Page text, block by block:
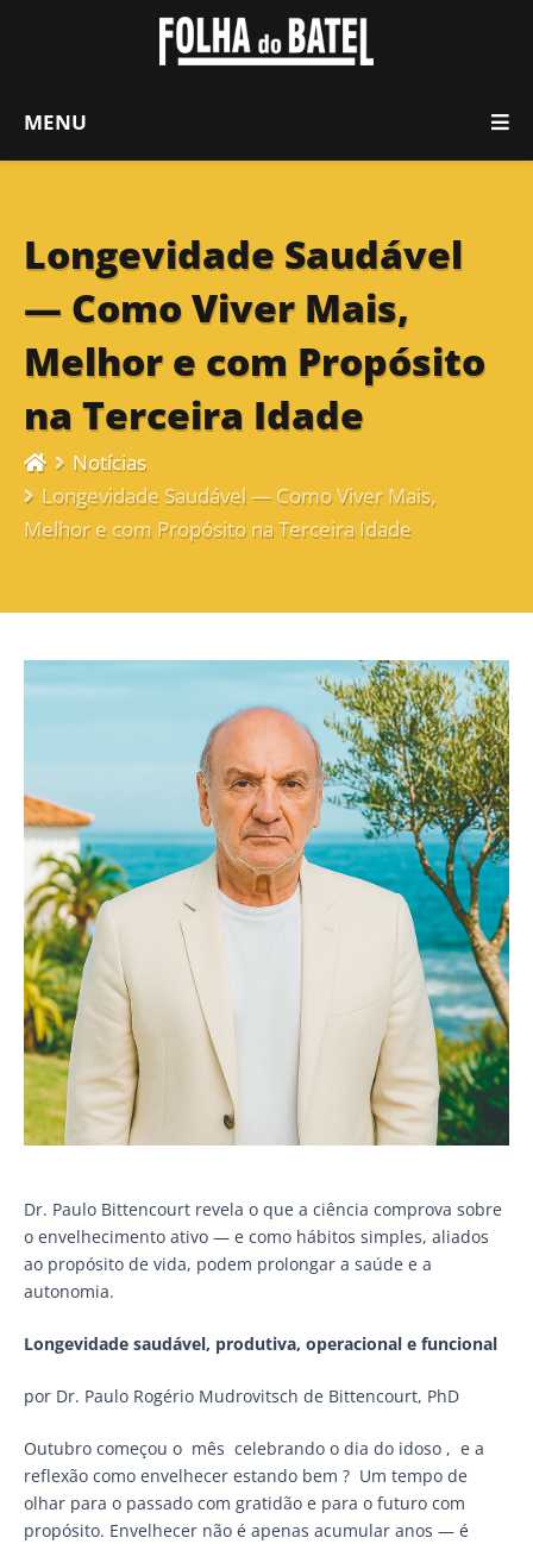
MENU
Longevidade Saudável
— Como Viver Mais,
Melhor e com Propósito
na Terceira Idade
Notícias
Longevidade Saudável — Como Viver Mais,
Melhor e com Propósito na Terceira Idade
Dr. Paulo Bittencourt revela o que a ciência comprova sobre
o envelhecimento ativo — e como hábitos simples, aliados
ao propósito de vida, podem prolongar a saúde e a
autonomia.
Longevidade saudável, produtiva, operacional e funcional
por Dr. Paulo Rogério Mudrovitsch de Bittencourt, PhD
Outubro começou o mês celebrando o dia do idoso , e a
reflexão como envelhecer estando bem ? Um tempo de
olhar para o passado com gratidão e para o futuro com
propósito. Envelhecer não é apenas acumular anos — é